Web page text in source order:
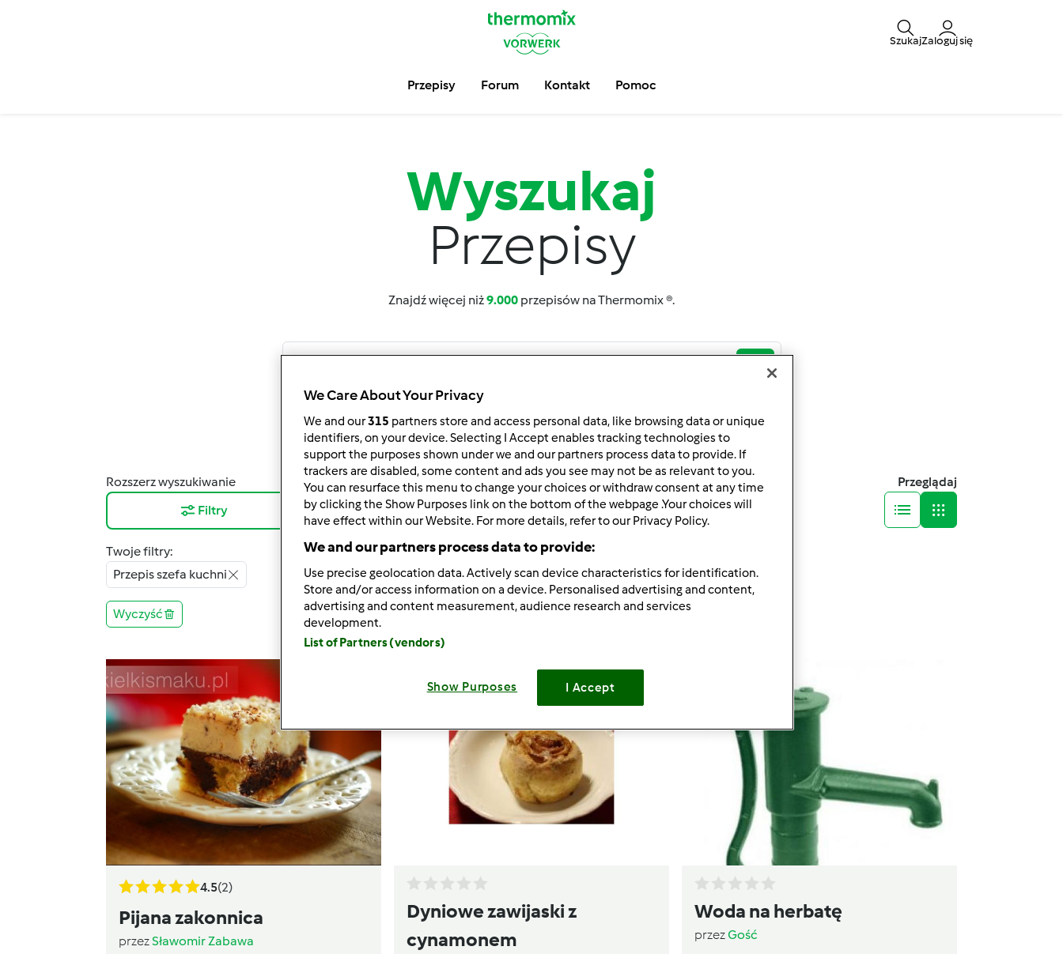
SzukajZaloguj się
Przepisy Forum Kontakt Pomoc
Wyszukaj
Przepisy
Znajdź więcej niż9.000 przepisów na Thermomix ®.
172wyników
Rozszerz wyszukiwanie
Filtry
Wyników na stronę:
12
Sortuj po:
Ilość komentarzy
Przeglądaj
Twoje filtry:
Przepis szefa kuchni
Wyczyść
4.5(2)
Pijana zakonnica
przezSławomir Zabawa
Dyniowe zawijaski z
cynamonem
Woda na herbatę
przezGość
We Care About Your Privacy
We and our315 partners store and access personal data, like browsing data or unique
identifiers, on your device. Selecting I Accept enables tracking technologies to
support the purposes shown under we and our partners process data to provide. If
trackers are disabled, some content and ads you see may not be as relevant to you.
You can resurface this menu to change your choices or withdraw consent at any time
by clicking the Show Purposes link on the bottom of the webpage .Your choices will
have effect within our Website. For more details, refer to our Privacy Policy.
We and our partners process data to provide:
Use precise geolocation data. Actively scan device characteristics for identification.
Store and/or access information on a device. Personalised advertising and content,
advertising and content measurement, audience research and services
development.
List of Partners (vendors)
Show Purposes I Accept